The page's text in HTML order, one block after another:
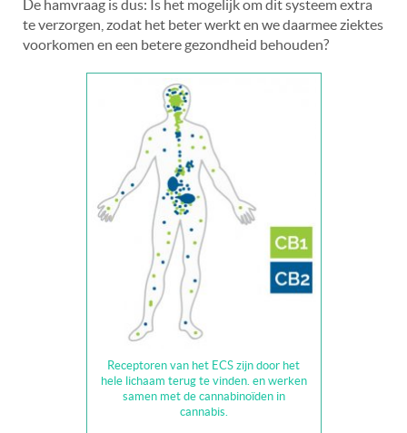
De hamvraag is dus: Is het mogelijk om dit systeem extra
te verzorgen, zodat het beter werkt en we daarmee ziektes
voorkomen en een betere gezondheid behouden?
Receptoren van het ECS zijn door het
hele lichaam terug te vinden. en werken
samen met de cannabinoïden in
cannabis.